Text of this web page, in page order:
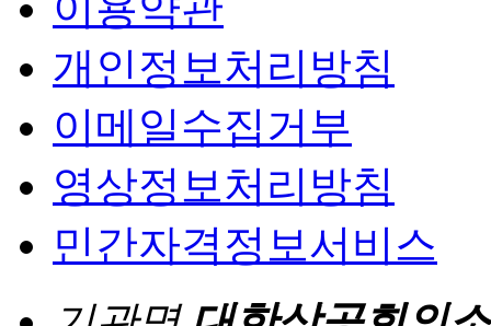
개인정보처리방침
이메일수집거부
영상정보처리방침
민간자격정보서비스